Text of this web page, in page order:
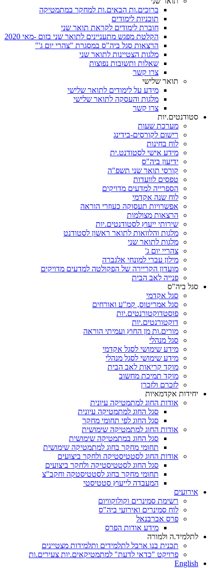
ברוכים.ות הבאים.ות למחקר במתמטיקה
תוכניות לימודים
חוברת לימודים לקראת תואר שני
הקלטת מפגש מתעניינים לתואר שני בזום -מאי 2020
הרצאות סגל ביה"ס במסגרת "צהרי יום ג'"
מלגות הצטיינות לתואר שני
שאלות ותשובות נפוצות
צרו קשר
תואר שלישי
מידע על לימודים לתואר שלישי
מלגות והעסקה לתואר שלישי
צרו קשר
סטודנטים.יות
מערכת שעות
רישום לקורסים-בידינג
לוח בחינות
מידע אישי לסטודנט.ית
ידיעון ביה"ס
קורסי תואר שני תשפ"ה
טפסים לוועדות
הספרייה למדעים מדויקים
לוח שנה אקדמי
אפשרויות תעסוקה כעוזרי הוראה
הרצאות מצולמות
שירותי ייעוץ לסטודנטים.יות
מלגות והלוואות לתואר ראשון לסטודנט
מלגות לתואר שני
צהריי יום ג'
מילון עברי למונחי אלגברה
מועדון הקריירה של הפקולטה למדעים מדויקים
פנייה לאב הבית
סגל ביה"ס
סגל אקדמי
סגל אמריטוס, קמ"ע ואורחים
פוסטדוקטורנטים.יות
דוקטורנטים.יות
מורים.ות מן החוץ ועמיתי הוראה
סגל מנהלי
מידע שימושי לסגל אקדמי
מידע שימושי לסגל מנהלי
מוקד קריאות לאב הבית
מוקד תמיכת מחשוב
לזכרם ולזכרן
יחידות אקדמאיות
אודות החוג למתמטיקה עיונית
סגל החוג למתמטיקה עיונית
סגל החוג לפי תחומי מחקר
אודות החוג למתמטיקה שימושית
סגל החוג במתמטיקה שימושית
תחומי מחקר בחוג למתמטיקה שימושית
אודות החוג לסטטיסטיקה ולחקר ביצועים
סגל החוג לסטטיסטיקה ולחקר ביצועים
תחומי מחקר בחוג לסטטיסטקה וחקב"צ
המעבדה לייעוץ סטטיסטי
אירועים
רשימת סמינרים וקולוקוויום
לוח סמינרים ואירועי ביה"ס
פרס אברבנאל
מידע אודות הפרס
לתלמיד.ה ולמורה
תכנית בנו ארבל לתלמידים ותלמידות מצטיינים
פרויקט "כדאי לדעת" למתמטיקאים.יות צעירים.ות
English